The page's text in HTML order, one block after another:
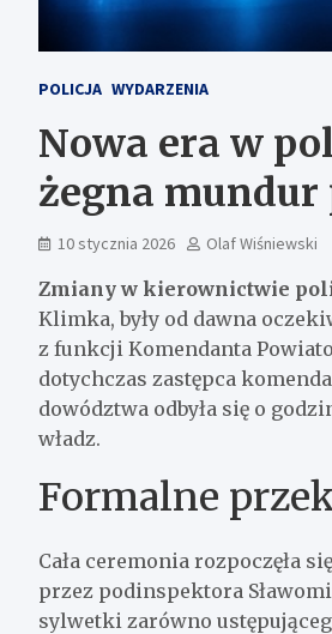
POLICJA WYDARZENIA
Nowa era w
żegna mundur
10 stycznia 2026 Olaf Wiśniewski
Zmiany w kierownictwie
Klimka, były od dawna
z funkcji Komendanta
dotychczas zastępca
dowództwa odbyła się o
władz.
Formalne
Cała ceremonia rozpoczęła
przez podinspektora
sylwetki zarówno